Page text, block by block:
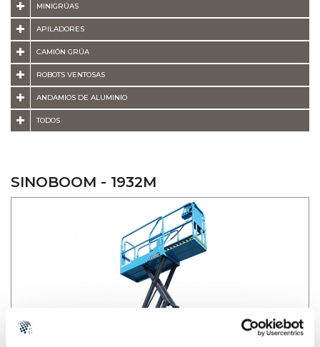
MINIGRÚAS
APILADORES
CAMIÓN GRÚA
ROBOTS VENTOSAS
ANDAMIOS DE ALUMINIO
TODOS
SINOBOOM - 1932M